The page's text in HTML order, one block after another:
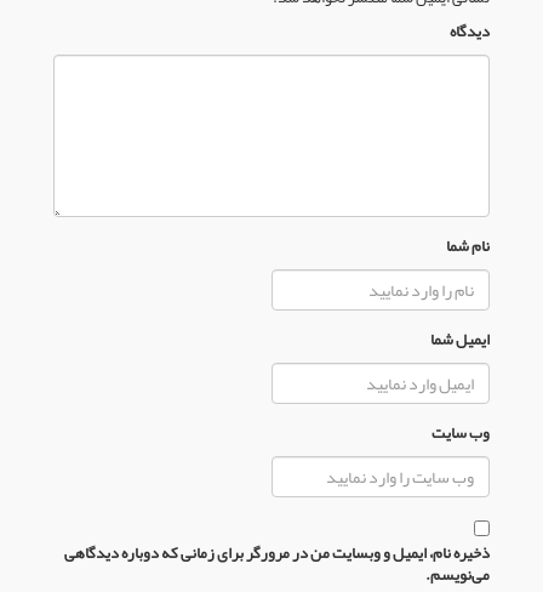
دیدگاه
نام شما
ایمیل شما
وب سایت
ذخیره نام، ایمیل و وبسایت من در مرورگر برای زمانی که دوباره دیدگاهی
می‌نویسم.